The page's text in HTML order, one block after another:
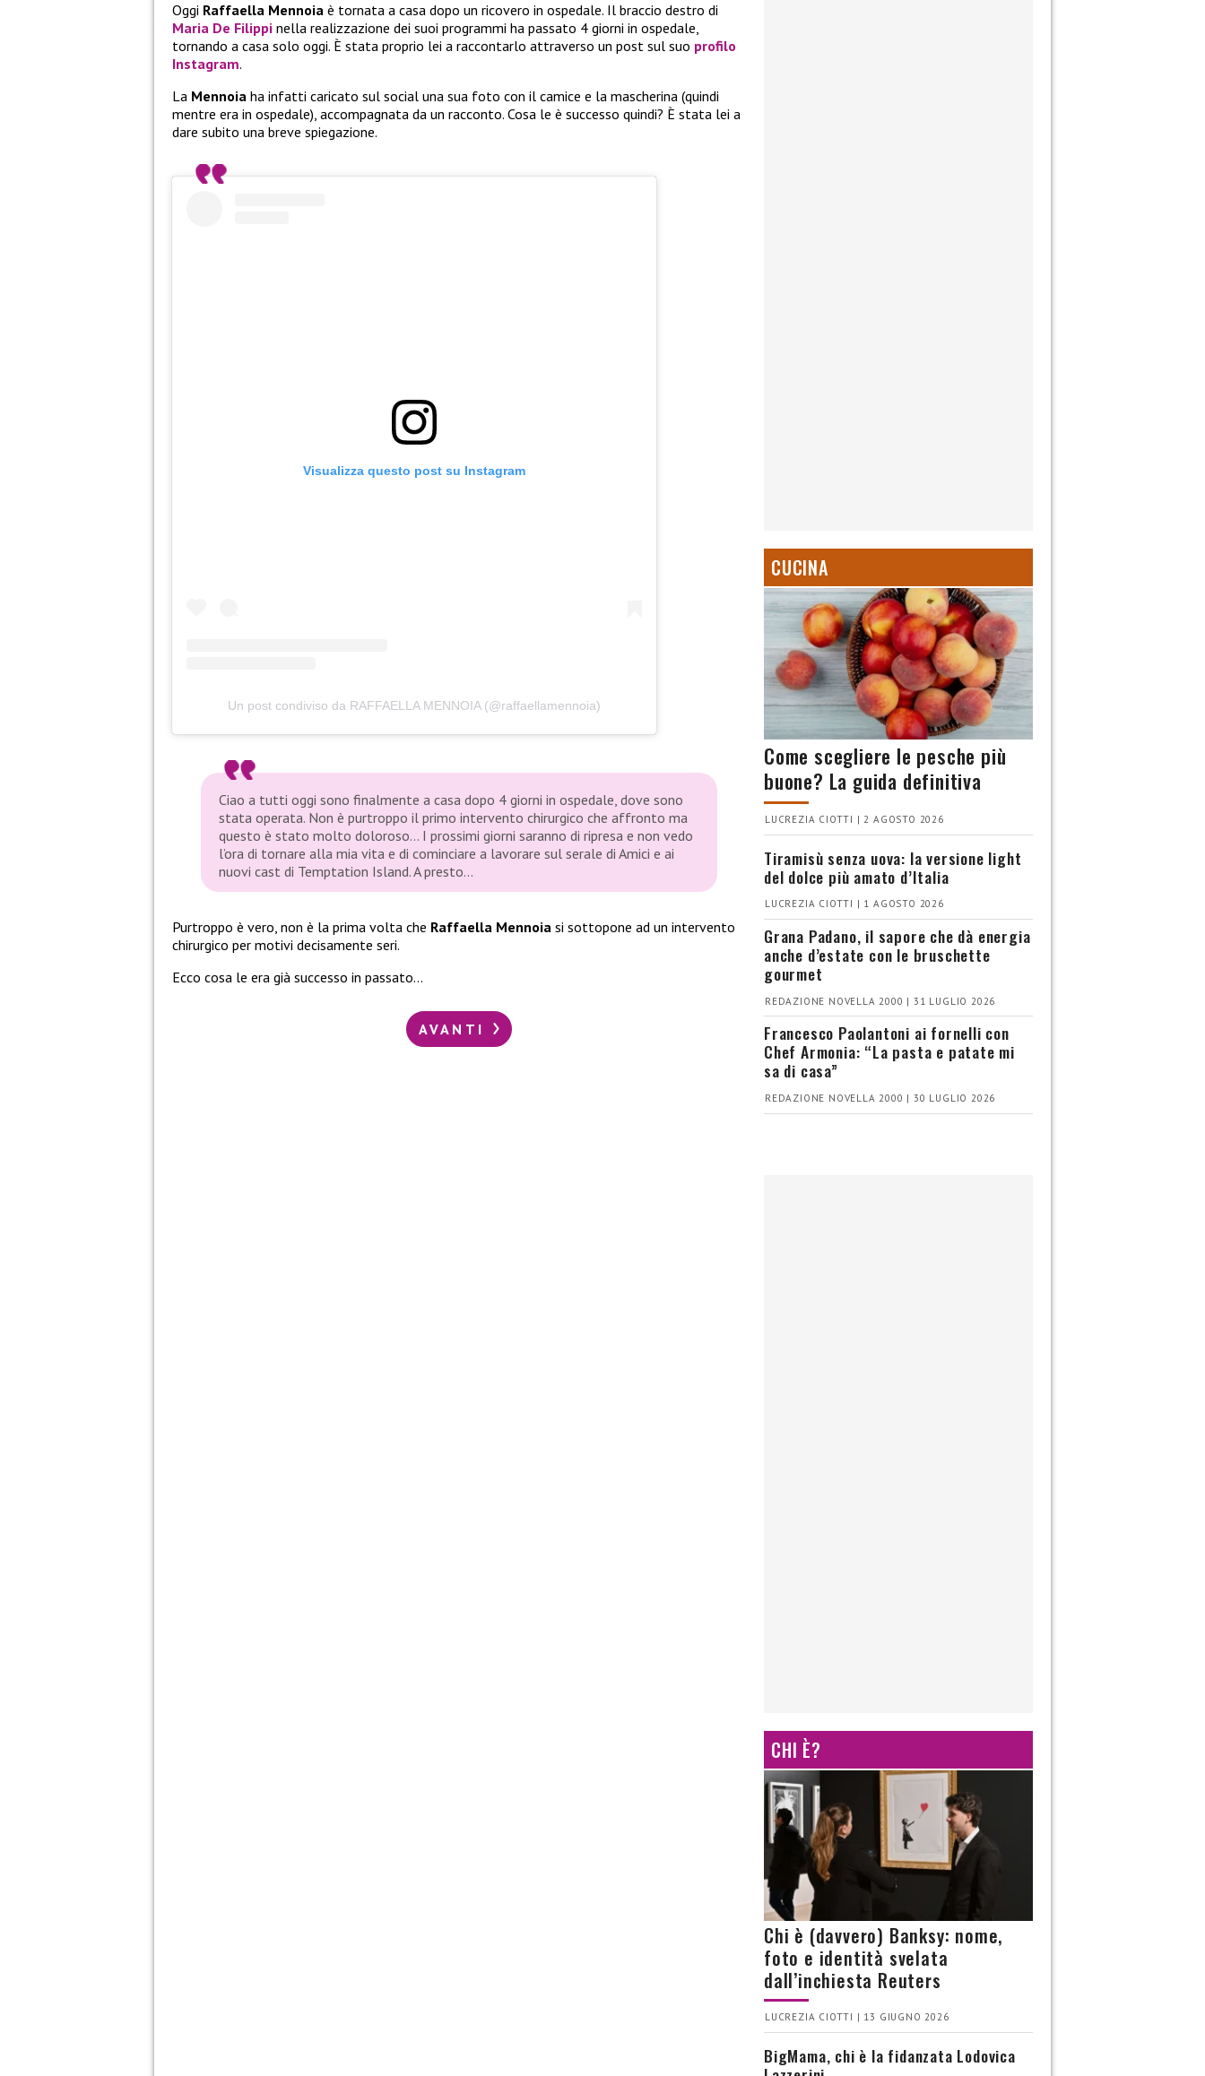
Oggi Raffaella Mennoia è tornata a casa dopo un ricovero in ospedale. Il braccio destro di
Maria De Filippi nella realizzazione dei suoi programmi ha passato 4 giorni in ospedale,
tornando a casa solo oggi. È stata proprio lei a raccontarlo attraverso un post sul suo profilo
Instagram.
La Mennoia ha infatti caricato sul social una sua foto con il camice e la mascherina (quindi
mentre era in ospedale), accompagnata da un racconto. Cosa le è successo quindi? È stata lei a
dare subito una breve spiegazione.
Visualizza questo post su Instagram
Un post condiviso da RAFFAELLA MENNOIA (@raffaellamennoia)
Ciao a tutti oggi sono finalmente a casa dopo 4 giorni in ospedale, dove sono
stata operata. Non è purtroppo il primo intervento chirurgico che affronto ma
questo è stato molto doloroso… I prossimi giorni saranno di ripresa e non vedo
l’ora di tornare alla mia vita e di cominciare a lavorare sul serale di Amici e ai
nuovi cast di Temptation Island. A presto…
Purtroppo è vero, non è la prima volta che Raffaella Mennoia si sottopone ad un intervento
chirurgico per motivi decisamente seri.
Ecco cosa le era già successo in passato…
AVANTI
CUCINA
Come scegliere le pesche più
buone? La guida definitiva
LUCREZIA CIOTTI | 2 AGOSTO 2026
Tiramisù senza uova: la versione light
del dolce più amato d’Italia
LUCREZIA CIOTTI | 1 AGOSTO 2026
Grana Padano, il sapore che dà energia
anche d’estate con le bruschette
gourmet
REDAZIONE NOVELLA 2000 | 31 LUGLIO 2026
Francesco Paolantoni ai fornelli con
Chef Armonia: “La pasta e patate mi
sa di casa”
REDAZIONE NOVELLA 2000 | 30 LUGLIO 2026
CHI È?
Chi è (davvero) Banksy: nome,
foto e identità svelata
dall’inchiesta Reuters
LUCREZIA CIOTTI | 13 GIUGNO 2026
BigMama, chi è la fidanzata Lodovica